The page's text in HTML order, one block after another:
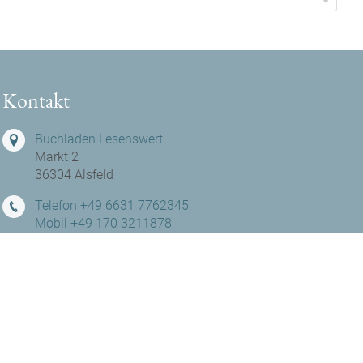
Kontakt
Buchladen Lesenswert
Markt 2
36304 Alsfeld
Telefon +49 6631 7762345
Mobil +49 170 3211878